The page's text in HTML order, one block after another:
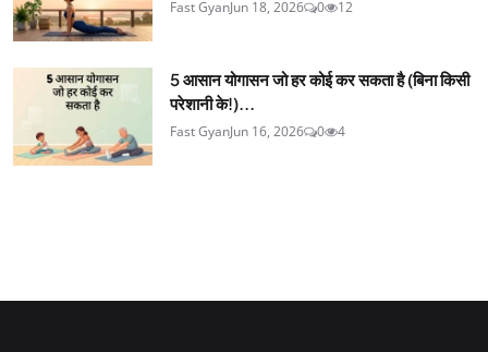
Fast GyanJun 18, 2026 0 12
5 आसान योगासन जो हर कोई कर सकता है (बिना किसी
परेशानी के!)...
Fast GyanJun 16, 2026 0 4